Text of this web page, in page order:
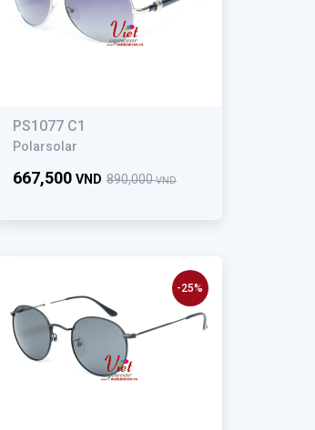
PS1077 C1
Polarsolar
890,000VND
667,500 VND
-25%